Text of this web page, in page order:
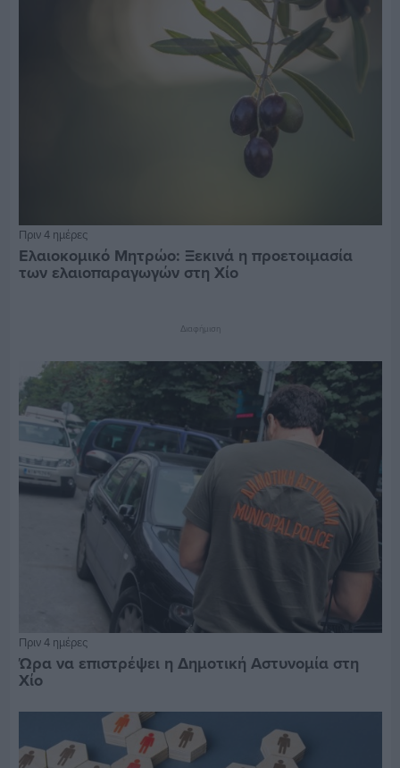
Πριν 4 ημέρες
Ελαιοκομικό Μητρώο: Ξεκινά η προετοιμασία
των ελαιοπαραγωγών στη Χίο
Διαφήμιση
Πριν 4 ημέρες
Ώρα να επιστρέψει η Δημοτική Αστυνομία στη
Χίο